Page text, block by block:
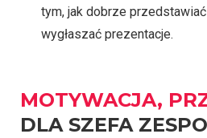
tym, jak dobrze
wygłaszać prezentacje.
MOTYWACJA,
DLA SZEFA